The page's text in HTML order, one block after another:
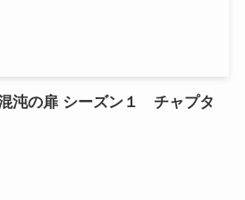
混沌の扉 シーズン１ チャプタ